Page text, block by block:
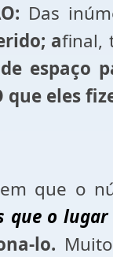
Das
afinal,
espaço
que eles
que o
que o
lo.